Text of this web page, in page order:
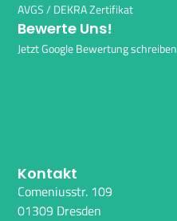
AVGS / DEKRA Zertifikat
Bewerte Uns!
Jetzt Google Bewertung schreiben
Kontakt
Comeniusstr. 109
01309 Dresden